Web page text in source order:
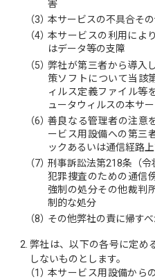
害
（3）本サービスの不具合そ
（4）本サービスの利用によ
はデータ等の支障
（5）弊社が第三者から導入
策ソフトについて当該
ィルス定義ファイル等
ュータウィルスの本サ
（6）善良なる管理者の注意
ービス用設備への第三
ックあるいは通信経路
（7）刑事訴訟法第218条（令
犯罪捜査のための通信
強制の処分その他裁判
制的な処分
（8）その他弊社の責に帰す
弊社は、以下の各号に定め
しないものとします。
（1）本サービス用設備から